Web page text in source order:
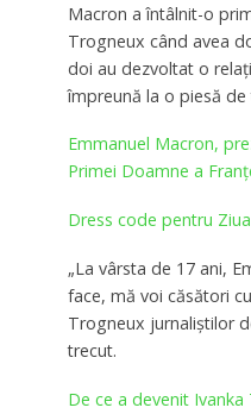
Macron a întâlnit-o
Trogneux când avea
doi au dezvoltat o
împreună la o piesă de
Emmanuel Macron,
Primei Doamne a
Dress code pentru
„La vârsta de 17 ani,
face, mă voi căsători
Trogneux jurnaliştilor
trecut.
De ce a devenit